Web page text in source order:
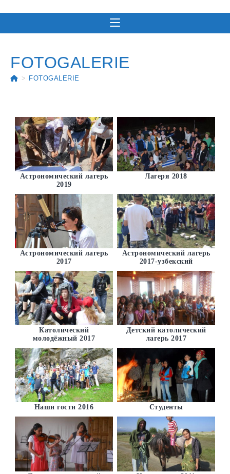
FOTOGALERIE
> FOTOGALERIE
Астрономический лагерь
2019
Лагеря 2018
Астрономический лагерь
2017
Астрономический лагерь
2017-узбекский
Католический
молодёжный 2017
Детский католический
лагерь 2017
Наши гости 2016 Студенты